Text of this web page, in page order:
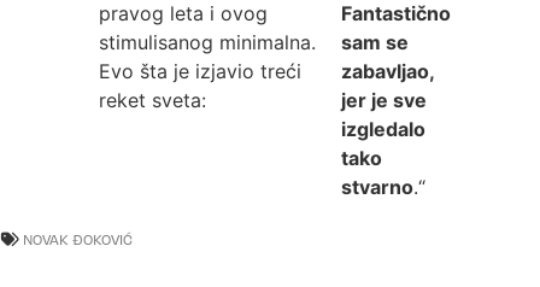
pravog leta i ovog
stimulisanog minimalna.
Evo šta je izjavio treći
reket sveta:
Fantastično
sam se
zabavljao,
jer je sve
izgledalo
tako
stvarno.“
NOVAK ĐOKOVIĆ